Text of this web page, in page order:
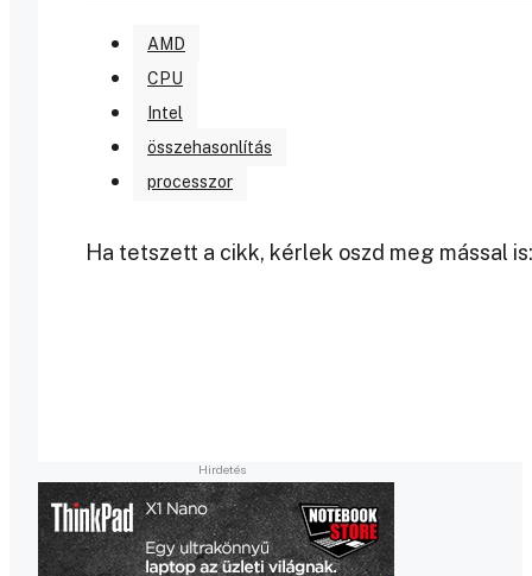
AMD
CPU
Intel
összehasonlítás
processzor
Ha tetszett a cikk, kérlek oszd meg mással is: